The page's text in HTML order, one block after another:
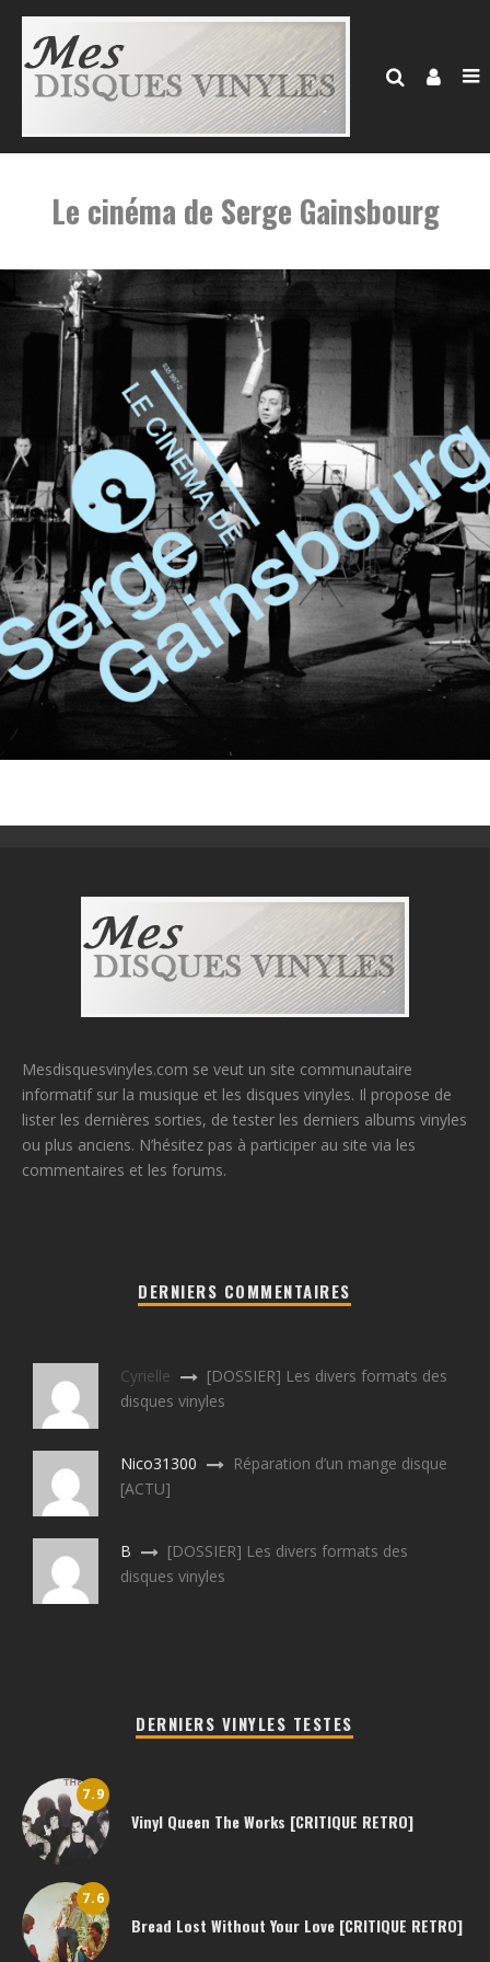
Le cinéma de Serge Gainsbourg
Mesdisquesvinyles.com se veut un site communautaire
informatif sur la musique et les disques vinyles. Il propose de
lister les dernières sorties, de tester les derniers albums vinyles
ou plus anciens. N’hésitez pas à participer au site via les
commentaires et les forums.
DERNIERS COMMENTAIRES
Cyrielle
[DOSSIER] Les divers formats des
disques vinyles
Nico31300
Réparation d’un mange disque
[ACTU]
B
[DOSSIER] Les divers formats des
disques vinyles
DERNIERS VINYLES TESTES
7.9
Vinyl Queen The Works [CRITIQUE RETRO]
7.6
Bread Lost Without Your Love [CRITIQUE RETRO]